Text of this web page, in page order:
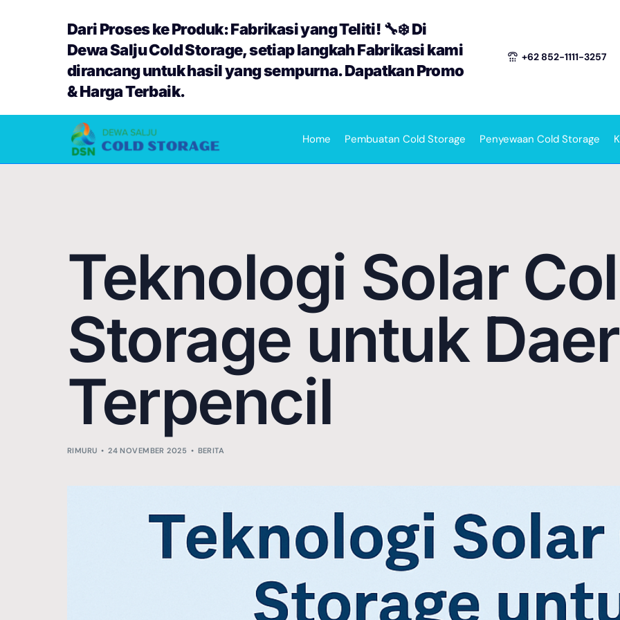
Dari Proses ke Produk: Fabrikasi yang Teliti! 🔧❄️ Di
Dewa Salju Cold Storage, setiap langkah Fabrikasi kami
dirancang untuk hasil yang sempurna. Dapatkan Promo
& Harga Terbaik.
+62 852-1111-3257
Home Pembuatan Cold Storage Penyewaan Cold Storage
Teknologi Solar
Storage untuk
Terpencil
RIMURU 24 NOVEMBER 2025 BERITA